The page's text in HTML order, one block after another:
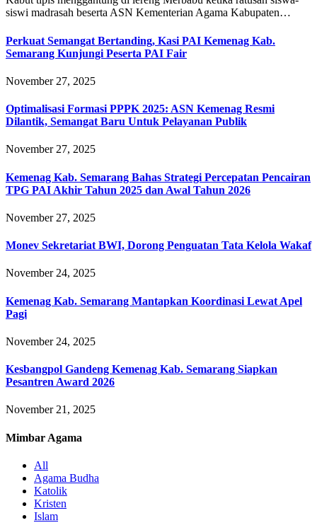
siswi madrasah beserta ASN Kementerian Agama Kabupaten…
Perkuat Semangat Bertanding, Kasi PAI Kemenag Kab.
Semarang Kunjungi Peserta PAI Fair
November 27, 2025
Optimalisasi Formasi PPPK 2025: ASN Kemenag Resmi
Dilantik, Semangat Baru Untuk Pelayanan Publik
November 27, 2025
Kemenag Kab. Semarang Bahas Strategi Percepatan Pencairan
TPG PAI Akhir Tahun 2025 dan Awal Tahun 2026
November 27, 2025
Monev Sekretariat BWI, Dorong Penguatan Tata Kelola Wakaf
November 24, 2025
Kemenag Kab. Semarang Mantapkan Koordinasi Lewat Apel
Pagi
November 24, 2025
Kesbangpol Gandeng Kemenag Kab. Semarang Siapkan
Pesantren Award 2026
November 21, 2025
Mimbar Agama
All
Agama Budha
Katolik
Kristen
Islam